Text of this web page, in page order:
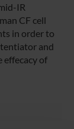
IR
CF cell
in order to
and
effecacy of